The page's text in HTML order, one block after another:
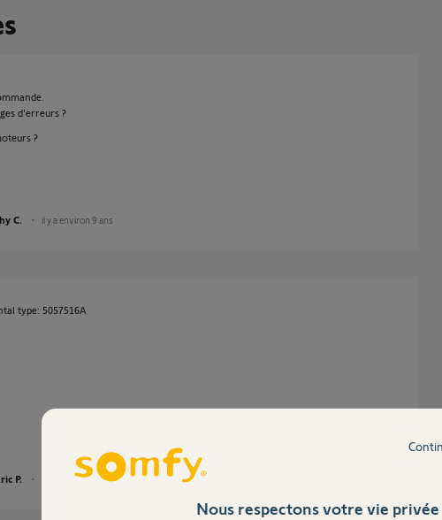
d'erreurs ?
?
C. il y a environ 9 ans
type: 5057516A
P. il y a environ 9 ans
Nous respectons votre vie privée